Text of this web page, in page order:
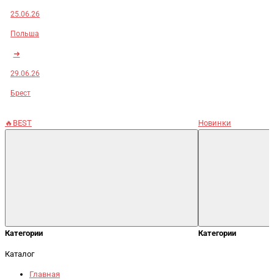
25.06.26
Польша
➜
29.06.26
Брест
🔥BEST
Категории
Новинки
Категории
Каталог
Главная